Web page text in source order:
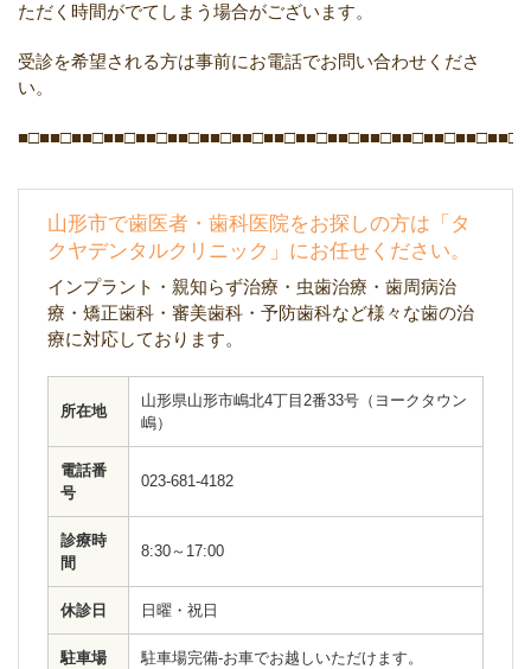
ただく時間がでてしまう場合がございます。
受診を希望される方は事前にお電話でお問い合わせくださ
い。
山形市で歯医者・歯科医院をお探しの方は「タ
クヤデンタルクリニック」にお任せください。
インプラント・親知らず治療・虫歯治療・歯周病治
療・矯正歯科・審美歯科・予防歯科など様々な歯の治
療に対応しております。
所在地
山形県山形市嶋北4丁目2番33号（ヨークタウン
嶋）
電話番
号
023-681-4182
診療時
間
8:30～17:00
休診日 日曜・祝日
駐車場 駐車場完備-お車でお越しいただけます。